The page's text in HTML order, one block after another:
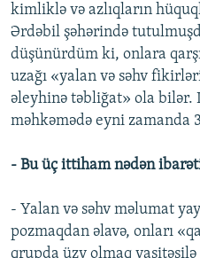
kimliklə və azlıqların
Ərdəbil şəhərində
düşünürdüm ki, onlara
uzağı «yalan və səhv
əleyhinə təbliğat» ola bilər.
məhkəmədə eyni
- Bu üç ittiham nədən
- Yalan və səhv məlumat
pozmaqdan əlavə, onları
qrupda üzv olmaq